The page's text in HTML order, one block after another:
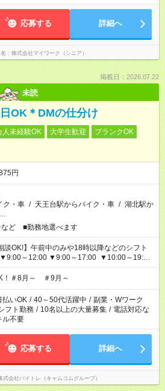
応募する 詳細へ
株式会社マイワーク（シニア）
掲載日：2026.07.22
未読
OK＊DMの仕分け
人未経験OK 大学生歓迎
ブランクOK
円
ク・車 / 天王台駅からバイク・車 / 湖北駅か
…
など ■勤務地選べます
談OK!】午前中のみや18時以降などのシフト
▼9:00～12:00 ▼9:00～17:00 ▼10:00～19:00
！＃8月～ ＃9月～
払いOK / 40～50代活躍中 / 副業・Wワーク
フト勤務 / 10名以上の大量募集 / 電話対応な
ル不要
応募する 詳細へ
式会社バイトレ（キャムコムグループ）